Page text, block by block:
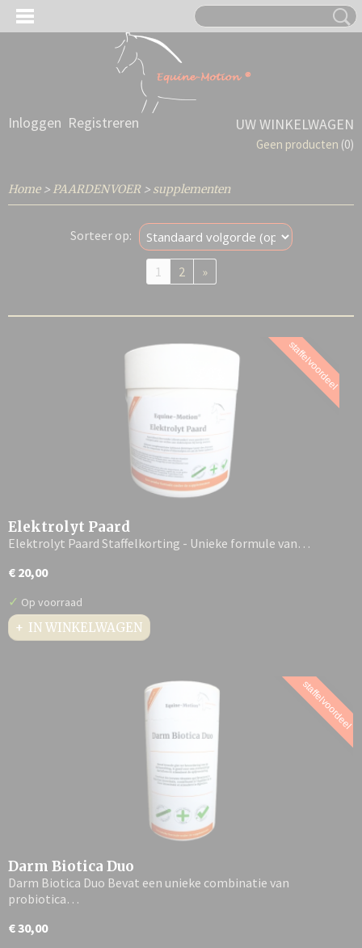
Inloggen Registreren UW WINKELWAGEN
Geen producten (0)
Home> PAARDENVOER> supplementen
Sorteer op:
1 2 »
staffelvoordeel
Elektrolyt Paard
Elektrolyt Paard Staffelkorting - Unieke formule van…
€ 20,00
✓ Op voorraad
IN WINKELWAGEN
staffelvoordeel
Darm Biotica Duo
Darm Biotica Duo Bevat een unieke combinatie van
probiotica…
€ 30,00